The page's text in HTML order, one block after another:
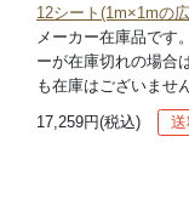
12シート(1m×1mの
メーカー在庫品です
ーが在庫切れの場合
も在庫はございません
17,259円(税込)